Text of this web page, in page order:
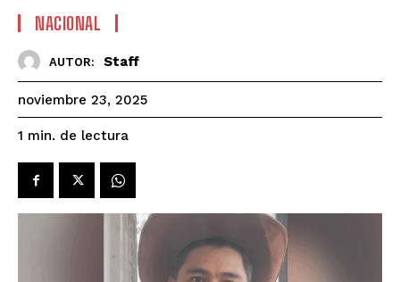
NACIONAL
AUTOR: Staff
noviembre 23, 2025
1 min. de lectura